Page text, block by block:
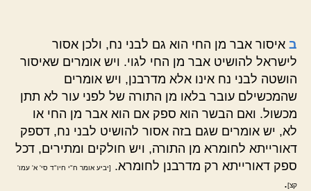
ב איסור אבר מן החי הוא גם לבני נח, ולכן אסור
לישראל להושיט אבר מן החי לגוי. ויש אומרים שאיסור
הושטה לבני נח אינו אלא מדרבנן, ויש אומרים
שהמכשילם עובר בלאו מן התורה של לפני עור לא תתן
מכשול. ואם הבשר הוא ספק אם הוא אבר מן החי או
לא, יש אומרים שגם בזה אסור להושיט לבני נח, דספק
דאורייתא לחומרא מן התורה, ויש חולקים ומתירים, דכל
ספק דאורייתא רק מדרבנן לחומרא.
[יביע אומר ח"י חיו"ד סי' א' עמו'
קצ].